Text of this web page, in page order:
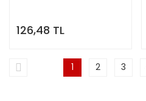
126,48 TL
1 2 3